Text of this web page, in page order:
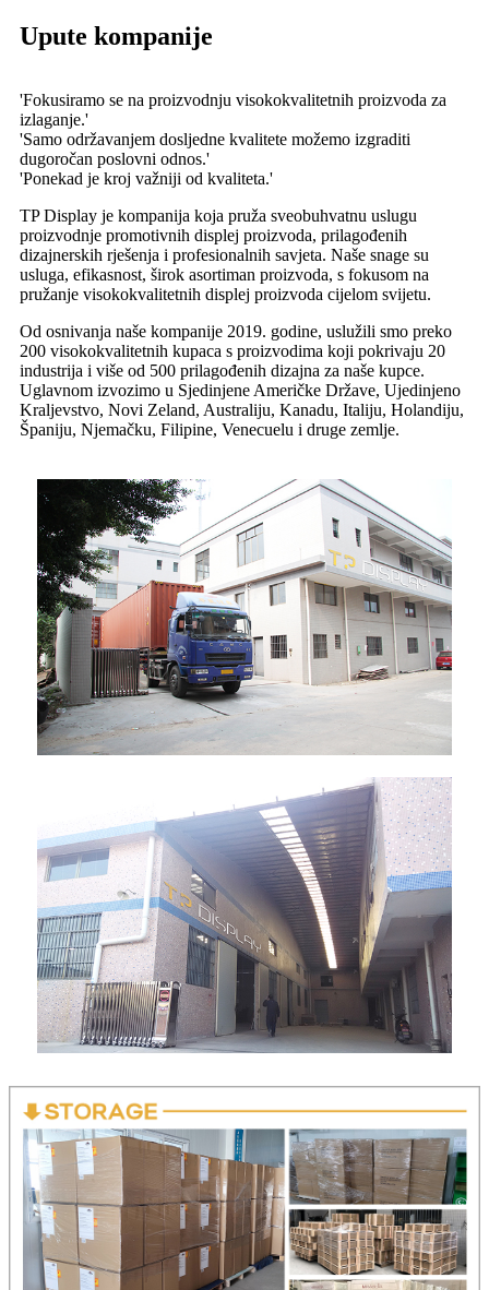
Upute kompanije
'Fokusiramo se na proizvodnju visokokvalitetnih proizvoda za
izlaganje.'
'Samo održavanjem dosljedne kvalitete možemo izgraditi
dugoročan poslovni odnos.'
'Ponekad je kroj važniji od kvaliteta.'
TP Display je kompanija koja pruža sveobuhvatnu uslugu
proizvodnje promotivnih displej proizvoda, prilagođenih
dizajnerskih rješenja i profesionalnih savjeta. Naše snage su
usluga, efikasnost, širok asortiman proizvoda, s fokusom na
pružanje visokokvalitetnih displej proizvoda cijelom svijetu.
Od osnivanja naše kompanije 2019. godine, uslužili smo preko
200 visokokvalitetnih kupaca s proizvodima koji pokrivaju 20
industrija i više od 500 prilagođenih dizajna za naše kupce.
Uglavnom izvozimo u Sjedinjene Američke Države, Ujedinjeno
Kraljevstvo, Novi Zeland, Australiju, Kanadu, Italiju, Holandiju,
Španiju, Njemačku, Filipine, Venecuelu i druge zemlje.